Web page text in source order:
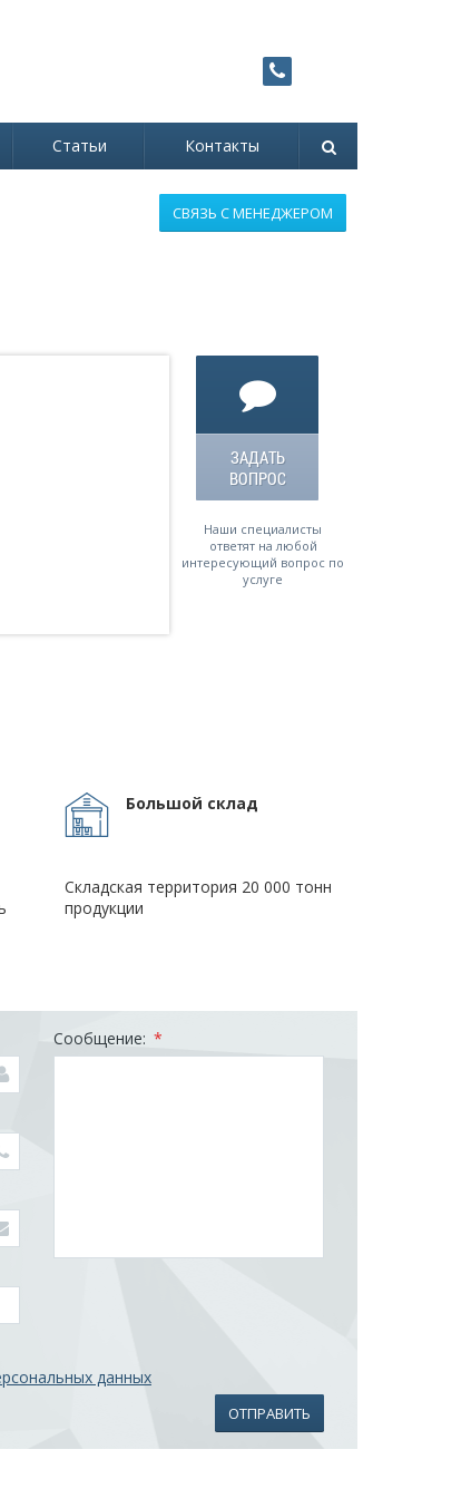
Статьи Контакты
СВЯЗЬ С МЕНЕДЖЕРОМ
ЗАДАТЬ
ВОПРОС
Наши специалисты
ответят на любой
интересующий вопрос по
услуге
Большой склад
Складская территория 20 000 тонн
продукции
Сообщение: *
данных
ОТПРАВИТЬ